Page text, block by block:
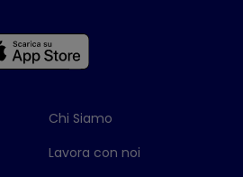
Chi Siamo
Lavora con noi